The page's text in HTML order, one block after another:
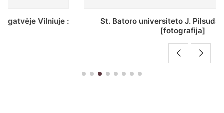
St. Batoro universiteto J. Pilsudskio kolegija :